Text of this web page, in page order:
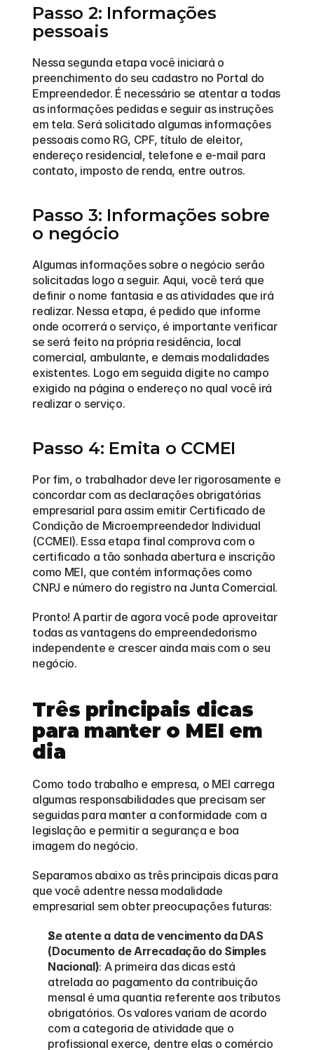
Passo 2: Informações
pessoais
Nessa segunda etapa você iniciará o
preenchimento do seu cadastro no Portal do
Empreendedor. É necessário se atentar a todas
as informações pedidas e seguir as instruções
em tela. Será solicitado algumas informações
pessoais como RG, CPF, título de eleitor,
endereço residencial, telefone e e-mail para
contato, imposto de renda, entre outros.
Passo 3: Informações sobre
o negócio
Algumas informações sobre o negócio serão
solicitadas logo a seguir. Aqui, você terá que
definir o nome fantasia e as atividades que irá
realizar. Nessa etapa, é pedido que informe
onde ocorrerá o serviço, é importante verificar
se será feito na própria residência, local
comercial, ambulante, e demais modalidades
existentes. Logo em seguida digite no campo
exigido na página o endereço no qual você irá
realizar o serviço.
Passo 4: Emita o CCMEI
Por fim, o trabalhador deve ler rigorosamente e
concordar com as declarações obrigatórias
empresarial para assim emitir Certificado de
Condição de Microempreendedor Individual
(CCMEI). Essa etapa final comprova com o
certificado a tão sonhada abertura e inscrição
como MEI, que contém informações como
CNPJ e número do registro na Junta Comercial.
Pronto! A partir de agora você pode aproveitar
todas as vantagens do empreendedorismo
independente e crescer ainda mais com o seu
negócio.
Três principais dicas
para manter o MEI em
dia
Como todo trabalho e empresa, o MEI carrega
algumas responsabilidades que precisam ser
seguidas para manter a conformidade com a
legislação e permitir a segurança e boa
imagem do negócio.
Separamos abaixo as três principais dicas para
que você adentre nessa modalidade
empresarial sem obter preocupações futuras:
Se atente a data de vencimento da DAS
(Documento de Arrecadação do Simples
Nacional): A primeira das dicas está
atrelada ao pagamento da contribuição
mensal é uma quantia referente aos tributos
obrigatórios. Os valores variam de acordo
com a categoria de atividade que o
profissional exerce, dentre elas o comércio